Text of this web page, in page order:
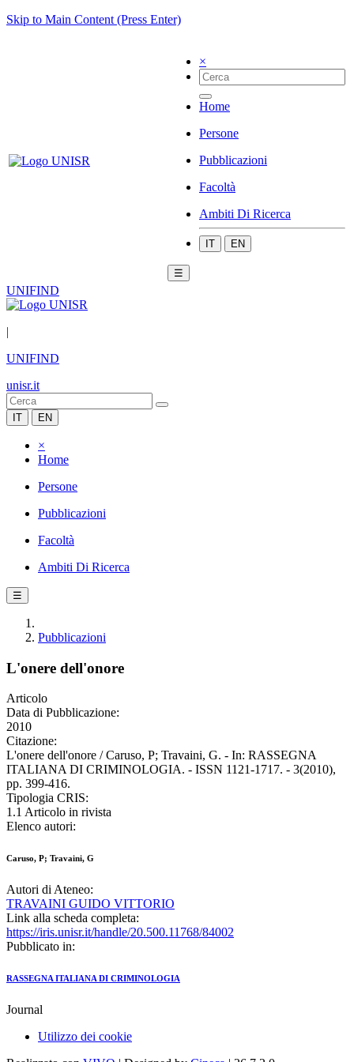
Skip to Main Content (Press Enter)
×
Home
Persone
Pubblicazioni
Facoltà
Ambiti Di Ricerca
IT EN
☰
UNIFIND
|
UNIFIND
unisr.it
IT EN
×
Home
Persone
Pubblicazioni
Facoltà
Ambiti Di Ricerca
☰
Pubblicazioni
L'onere dell'onore
Articolo
Data di Pubblicazione:
2010
Citazione:
L'onere dell'onore / Caruso, P; Travaini, G. - In: RASSEGNA
ITALIANA DI CRIMINOLOGIA. - ISSN 1121-1717. - 3(2010),
pp. 399-416.
Tipologia CRIS:
1.1 Articolo in rivista
Elenco autori:
Caruso, P; Travaini, G
Autori di Ateneo:
TRAVAINI GUIDO VITTORIO
Link alla scheda completa:
https://iris.unisr.it/handle/20.500.11768/84002
Pubblicato in:
RASSEGNA ITALIANA DI CRIMINOLOGIA
Journal
Utilizzo dei cookie